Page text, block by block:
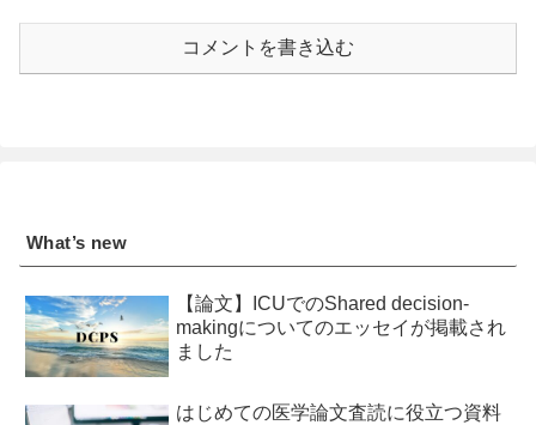
コメントを書き込む
What’s new
【論文】ICUでのShared decision-
makingについてのエッセイが掲載され
ました
はじめての医学論文査読に役立つ資料